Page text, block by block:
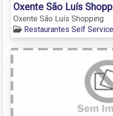
Oxente São Luís
Oxente São Luís Shopping
Restaurantes Self